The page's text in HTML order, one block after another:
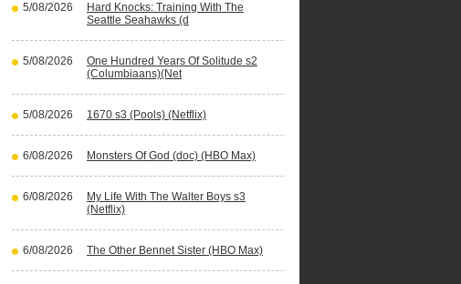
5/08/2026
Hard Knocks: Training With The
Seattle Seahawks (d
5/08/2026
One Hundred Years Of Solitude s2
(Columbiaans)(Net
5/08/2026 1670 s3 (Pools) (Netflix)
6/08/2026 Monsters Of God (doc) (HBO Max)
6/08/2026
My Life With The Walter Boys s3
(Netflix)
6/08/2026 The Other Bennet Sister (HBO Max)